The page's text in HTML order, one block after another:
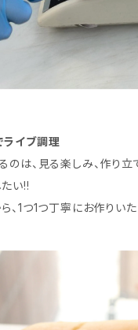
イブ調理
のは、見る楽しみ、作り立
い!!
、1つ1つ丁寧にお作りいた